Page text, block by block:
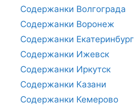
Содержанки Волгограда
Содержанки Воронеж
Содержанки Екатеринбург
Содержанки Ижевск
Содержанки Иркутск
Содержанки Казани
Содержанки Кемерово